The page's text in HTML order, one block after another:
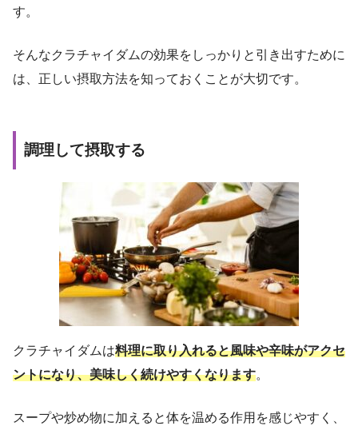
す。
そんなクラチャイダムの効果をしっかりと引き出すために
は、正しい摂取方法を知っておくことが大切です。
調理して摂取する
クラチャイダムは料理に取り入れると風味や辛味がアクセ
ントになり、美味しく続けやすくなります。
スープや炒め物に加えると体を温める作用を感じやすく、